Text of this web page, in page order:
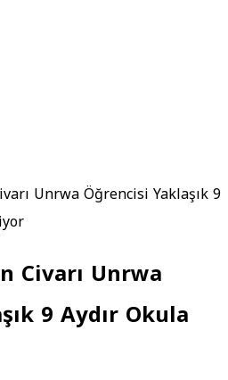
Unrwa Öğrencisi Yaklaşık 9
Civarı Unrwa
9 Aydır Okula